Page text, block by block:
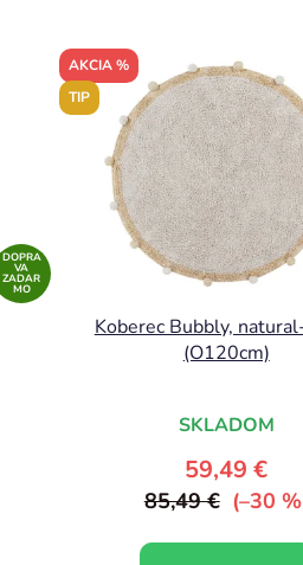
DOPRA
VA
ZADAR
MO
AKCIA %
TIP
Koberec Bubbly,
(O120cm)
SKLADOM
59,49 €
85,49 € (–30